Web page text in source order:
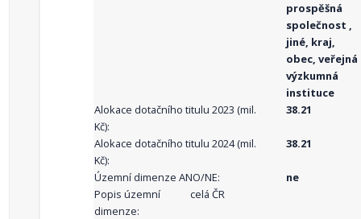
prospěšná
společnost ,
jiné, kraj,
obec, veřejná
výzkumná
instituce
Alokace dotačního titulu 2023 (mil.
Kč):
38.21
Alokace dotačního titulu 2024 (mil.
Kč):
38.21
Územní dimenze ANO/NE:
ne
Popis územní
dimenze:
celá ČR